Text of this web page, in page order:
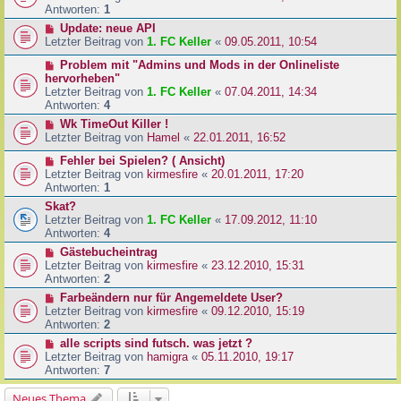
Antworten: 1
Update: neue API
Letzter Beitrag von 1. FC Keller « 09.05.2011, 10:54
Problem mit "Admins und Mods in der Onlineliste
hervorheben"
Letzter Beitrag von 1. FC Keller « 07.04.2011, 14:34
Antworten: 4
Wk TimeOut Killer !
Letzter Beitrag von Hamel « 22.01.2011, 16:52
Fehler bei Spielen? ( Ansicht)
Letzter Beitrag von kirmesfire « 20.01.2011, 17:20
Antworten: 1
Skat?
Letzter Beitrag von 1. FC Keller « 17.09.2012, 11:10
Antworten: 4
Gästebucheintrag
Letzter Beitrag von kirmesfire « 23.12.2010, 15:31
Antworten: 2
Farbeändern nur für Angemeldete User?
Letzter Beitrag von kirmesfire « 09.12.2010, 15:19
Antworten: 2
alle scripts sind futsch. was jetzt ?
Letzter Beitrag von hamigra « 05.11.2010, 19:17
Antworten: 7